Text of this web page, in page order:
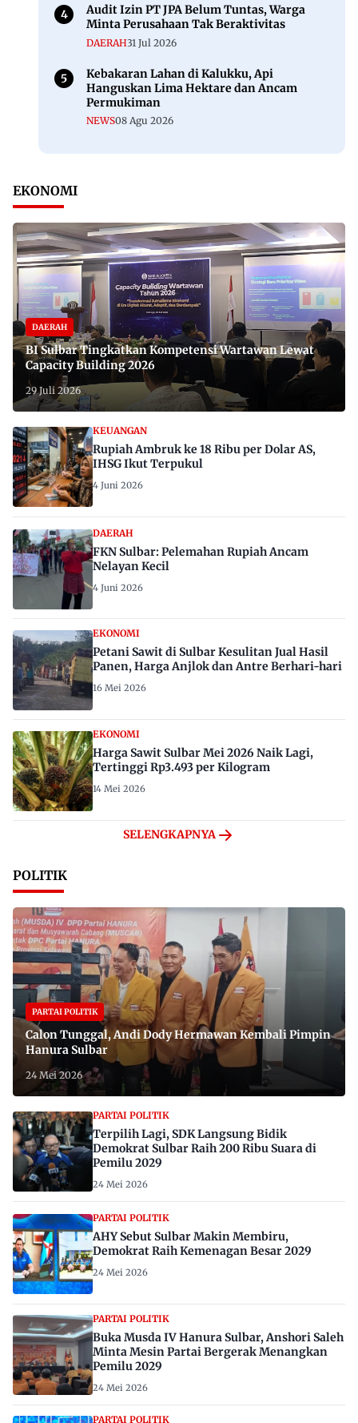
Audit Izin PT JPA Belum Tuntas, Warga
Minta Perusahaan Tak Beraktivitas
DAERAH31 Jul 2026
Kebakaran Lahan di Kalukku, Api
Hanguskan Lima Hektare dan Ancam
Permukiman
NEWS08 Agu 2026
EKONOMI
DAERAH
BI Sulbar Tingkatkan Kompetensi Wartawan Lewat
Capacity Building 2026
29 Juli 2026
KEUANGAN
Rupiah Ambruk ke 18 Ribu per Dolar AS,
IHSG Ikut Terpukul
4 Juni 2026
DAERAH
FKN Sulbar: Pelemahan Rupiah Ancam
Nelayan Kecil
4 Juni 2026
EKONOMI
Petani Sawit di Sulbar Kesulitan Jual Hasil
Panen, Harga Anjlok dan Antre Berhari-hari
16 Mei 2026
EKONOMI
Harga Sawit Sulbar Mei 2026 Naik Lagi,
Tertinggi Rp3.493 per Kilogram
14 Mei 2026
SELENGKAPNYA
POLITIK
PARTAI POLITIK
Calon Tunggal, Andi Dody Hermawan Kembali Pimpin
Hanura Sulbar
24 Mei 2026
PARTAI POLITIK
Terpilih Lagi, SDK Langsung Bidik
Demokrat Sulbar Raih 200 Ribu Suara di
Pemilu 2029
24 Mei 2026
PARTAI POLITIK
AHY Sebut Sulbar Makin Membiru,
Demokrat Raih Kemenagan Besar 2029
24 Mei 2026
PARTAI POLITIK
Buka Musda IV Hanura Sulbar, Anshori Saleh
Minta Mesin Partai Bergerak Menangkan
Pemilu 2029
24 Mei 2026
PARTAI POLITIK